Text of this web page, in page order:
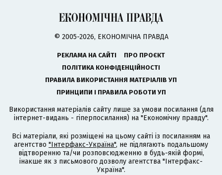
© 2005-2026, ЕКОНОМІЧНА ПРАВДА
РЕКЛАМА НА САЙТІ
ПРО ПРОЄКТ
ПОЛІТИКА КОНФІДЕНЦІЙНОСТІ
ПРАВИЛА ВИКОРИСТАННЯ МАТЕРІАЛІВ УП
ПРИНЦИПИ І ПРАВИЛА РОБОТИ УП
Використання матеріалів сайту лише за умови посилання (для
інтернет-видань - гіперпосилання) на "Економічну правду".
Всі матеріали, які розміщені на цьому сайті із посиланням на
агентство "Інтерфакс-Україна", не підлягають подальшому
відтворенню та/чи розповсюдженню в будь-якій формі,
інакше як з письмового дозволу агентства "Інтерфакс-
Україна".